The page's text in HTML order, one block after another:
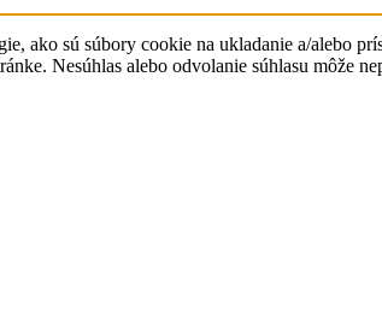
ako sú súbory cookie na ukladanie a/alebo
Nesúhlas alebo odvolanie súhlasu môže